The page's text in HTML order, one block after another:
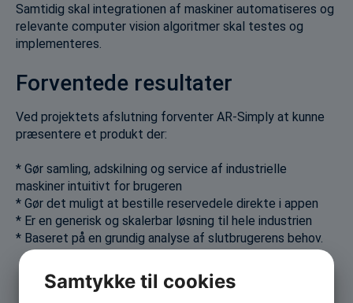
Samtidig skal integrationen af maskiner automatiseres og
relevante computer vision algoritmer skal testes og
implementeres.
Forventede resultater
Ved projektets afslutning forventer AR-Simply at kunne
præsentere et produkt der:
* Gør samling, adskilning og service af industrielle
maskiner intuitivt for brugeren
* Gør det muligt at bestille reservedele direkte i appen
* Er en generisk og skalerbar løsning til hele industrien
* Baseret på en grundig analyse af slutbrugerens behov.
Projektresultat
Afsluttende projektrapport (juli 2023) kan ses her:
Samtykke til cookies